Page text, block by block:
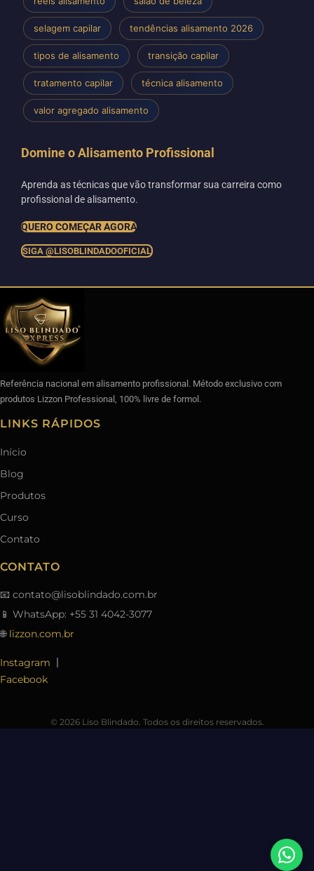
selagem capilar tendências alisamento 2026
tipos de alisamento transição capilar
tratamento capilar técnica alisamento
valor agregado alisamento
Domine o Alisamento Profissional
Aprenda as técnicas que vão transformar sua carreira como
profissional de alisamento.
QUERO COMEÇAR AGORA
SIGA @LISOBLINDADOOFICIAL
Referência nacional em alisamento profissional. Método exclusivo com
produtos Lizzon Professional, 100% livre de formol.
LINKS RÁPIDOS
Início
Blog
Produtos
Curso
Contato
CONTATO
📧 contato@lisoblindado.com.br
📱 WhatsApp: +55 31 4042-3077
🌐 lizzon.com.br
Instagram
Facebook
© 2026 Liso Blindado. Todos os direitos reservados.